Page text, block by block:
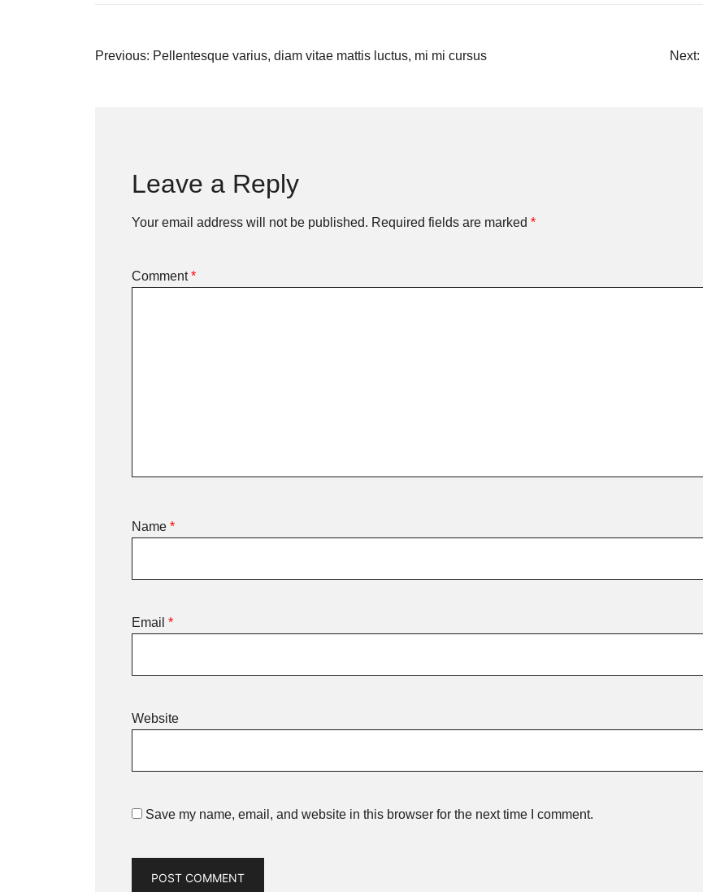
Post
Previous: Pellentesque varius, diam vitae mattis luctus, mi mi cursus Next:
Leave a Reply
Your email address will not be published. Required fields are marked *
Comment*
Name *
Email *
Website
Save my name, email, and website in this browser for the next time I comment.